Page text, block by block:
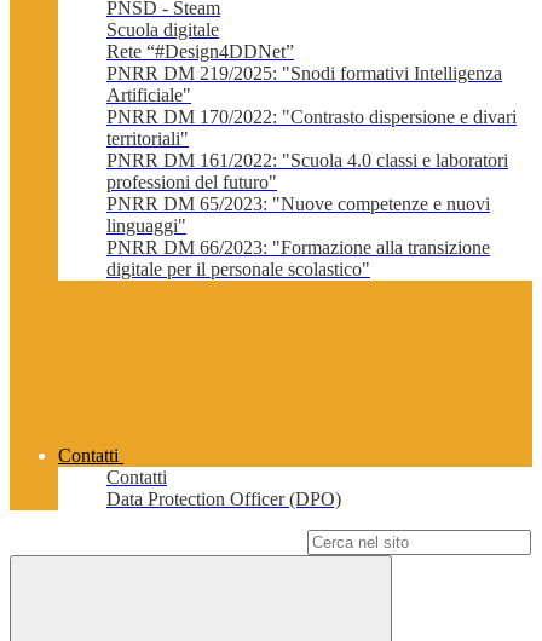
PNSD - Steam
Scuola digitale
Rete “#Design4DDNet”
PNRR DM 219/2025: "Snodi formativi Intelligenza
Artificiale"
PNRR DM 170/2022: "Contrasto dispersione e divari
territoriali"
PNRR DM 161/2022: "Scuola 4.0 classi e laboratori
professioni del futuro"
PNRR DM 65/2023: "Nuove competenze e nuovi
linguaggi"
PNRR DM 66/2023: "Formazione alla transizione
digitale per il personale scolastico"
Contatti
Contatti
Data Protection Officer (DPO)